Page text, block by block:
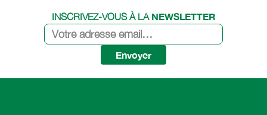
INSCRIVEZ-VOUS À LA NEWSLETTER
Envoyer